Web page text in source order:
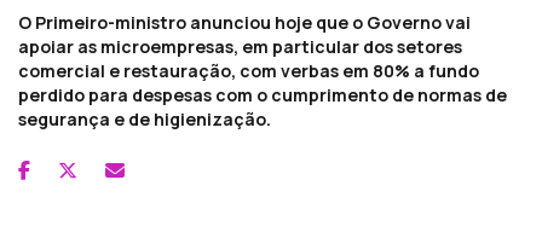
O Primeiro-ministro anunciou hoje que o Governo vai
apoiar as microempresas, em particular dos setores
comercial e restauração, com verbas em 80% a fundo
perdido para despesas com o cumprimento de normas de
segurança e de higienização.